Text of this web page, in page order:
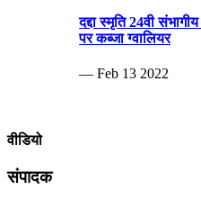
दद्दा स्मृति 24वी
पर कब्जा ग्वालियर
— Feb 13 2022
वीडियो
संपादक